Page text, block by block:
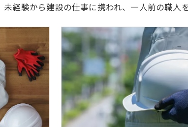
未経験から建設の仕事に携われ、一人前の職人